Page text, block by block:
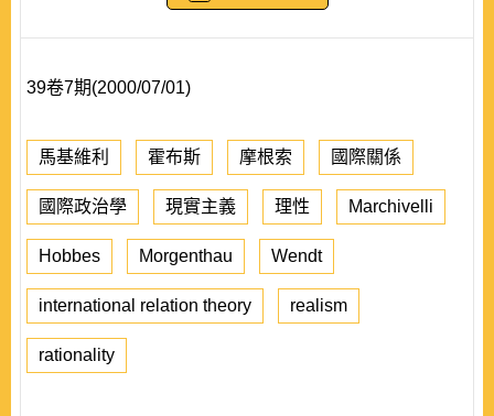
39卷7期(2000/07/01)
馬基維利 霍布斯 摩根索 國際關係
國際政治學 現實主義 理性 Marchivelli
Hobbes Morgenthau Wendt
international relation theory realism
rationality